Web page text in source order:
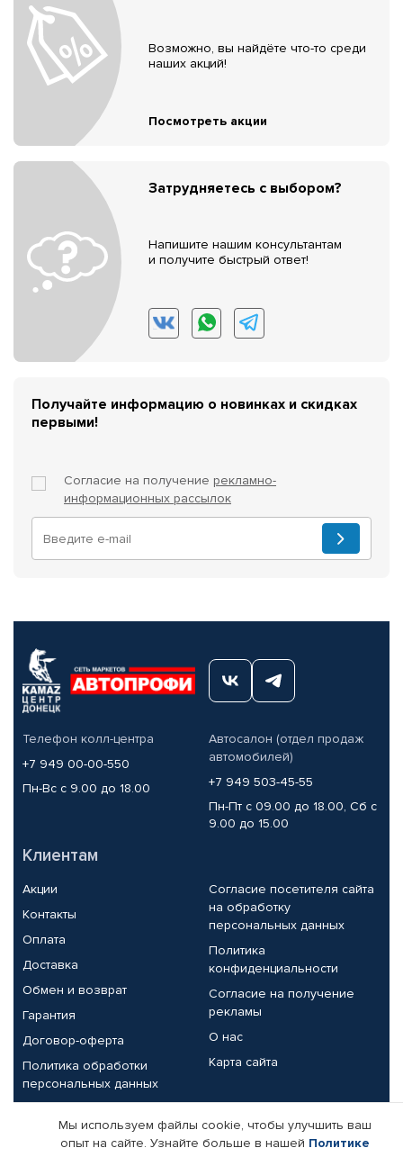
Возможно, вы найдёте что-то среди
наших акций!
Посмотреть акции
Затрудняетесь с выбором?
Напишите нашим консультантам
и получите быстрый ответ!
Получайте информацию о новинках и скидках
первыми!
Согласие на получение рекламно-
информационных рассылок
Телефон колл-центра
+7 949 00-00-550
Пн-Вс с 9.00 до 18.00
Автосалон (отдел продаж
автомобилей)
+7 949 503-45-55
Пн-Пт с 09.00 до 18.00, Сб с
9.00 до 15.00
Клиентам
Акции
Контакты
Оплата
Доставка
Обмен и возврат
Гарантия
Договор-оферта
Политика обработки
персональных данных
Согласие посетителя сайта
на обработку
персональных данных
Политика
конфиденциальности
Согласие на получение
рекламы
О нас
Карта сайта
Партнерам
Мы используем файлы cookie, чтобы улучшить ваш
опыт на сайте. Узнайте больше в нашей Политике